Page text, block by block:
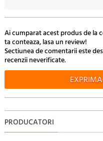
Ai cumparat acest produs de la
ta conteaza, lasa un review!
Sectiunea de comentarii este
recenzii neverificate.
PRODUCATORI